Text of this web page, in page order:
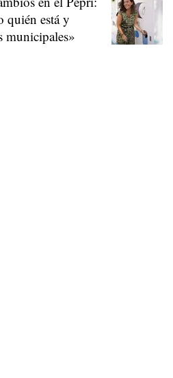
quién está y
municipales»